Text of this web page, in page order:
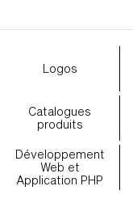
Logos
Catalogues
produits
Développement
Web et
Application PHP